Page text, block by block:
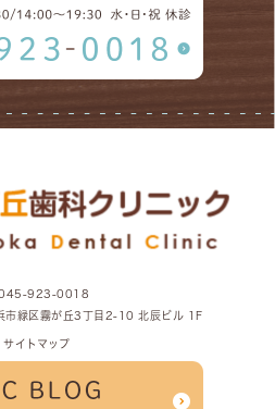
923-0018
緑区霧が丘3丁目2-10 北辰ビル 1F
サイトマップ